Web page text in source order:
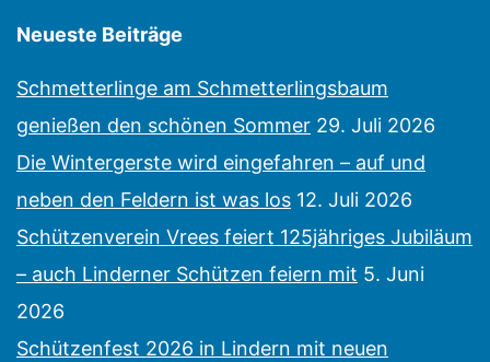
Neueste Beiträge
Schmetterlinge am Schmetterlingsbaum
genießen den schönen Sommer 29. Juli 2026
Die Wintergerste wird eingefahren – auf und
neben den Feldern ist was los 12. Juli 2026
Schützenverein Vrees feiert 125jähriges Jubiläum
– auch Linderner Schützen feiern mit 5. Juni
2026
Schützenfest 2026 in Lindern mit neuen